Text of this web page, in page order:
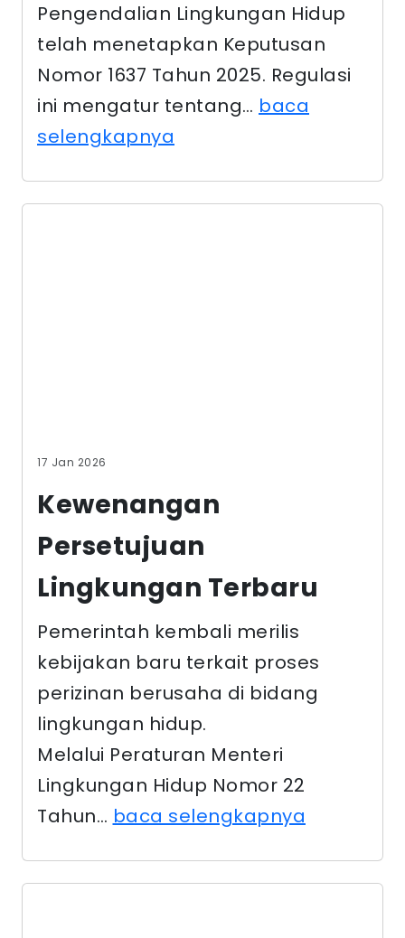
Pengendalian Lingkungan Hidup
telah menetapkan Keputusan
Nomor 1637 Tahun 2025. Regulasi
ini mengatur tentang… baca
selengkapnya
Kewenangan
Persetujuan
Lingkungan Terbaru
Pemerintah kembali merilis
lingkungan hidup.
Melalui Peraturan Menteri
Lingkungan Hidup Nomor 22